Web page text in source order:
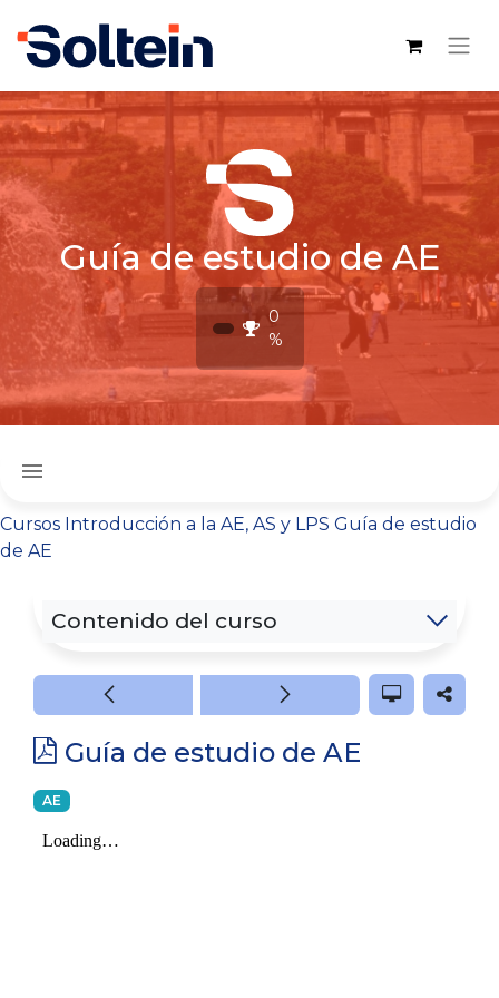
Guía de estudio de AE
0
%
menu
Cursos Introducción a la AE, AS y LPS Guía de estudio
de AE
Contenido del curso
Guía de estudio de AE
AE